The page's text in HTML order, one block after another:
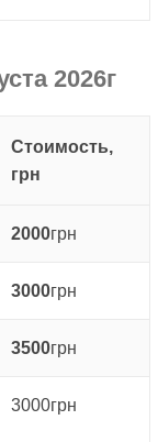
2026г
Стоимость,
грн
2000грн
3000грн
3500грн
3000грн